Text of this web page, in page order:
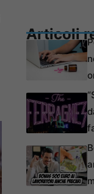
Articoli